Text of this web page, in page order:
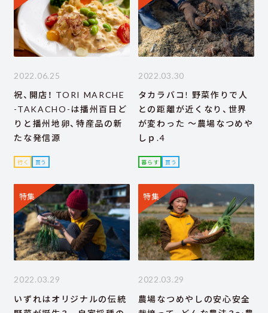
2022.06.25
祝、開店！ TORI MARCHE
-TAKACHO-は播州百日ど
りと播州地卵、特産品の新
たな発信源
行く 買う
2022.03.30
タカラバコ! 野菜作りで人
との距離が近くなり、世界
が変わった ～農場なつめや
しｐ.4
暮らす 買う
特集
2022.03.29
いずれはオリジナルの伝統
特集
2022.03.29
農場なつめやしの安心安全